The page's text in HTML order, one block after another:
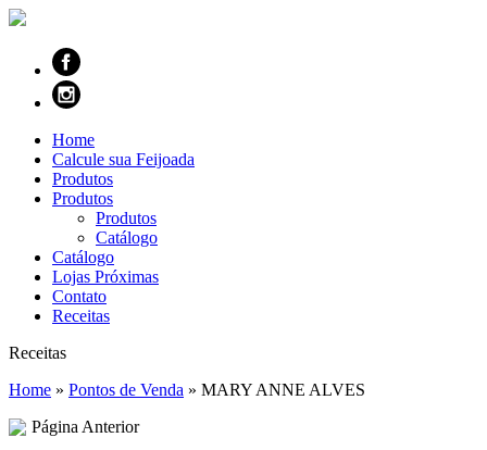
Home
Calcule sua Feijoada
Produtos
Produtos
Produtos
Catálogo
Catálogo
Lojas Próximas
Contato
Receitas
Receitas
Home » Pontos de Venda » MARY ANNE ALVES
Página Anterior